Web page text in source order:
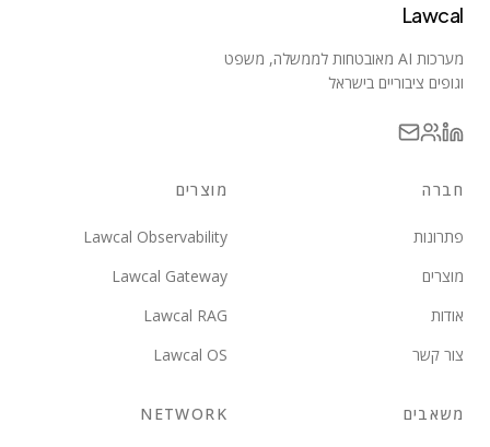
Lawcal
מערכות AI מאובטחות לממשלה, משפט
וגופים ציבוריים בישראל
חברה
פתרונות
מוצרים
אודות
צור קשר
מוצרים
Lawcal Observability
Lawcal Gateway
Lawcal RAG
Lawcal OS
משאבים NETWORK